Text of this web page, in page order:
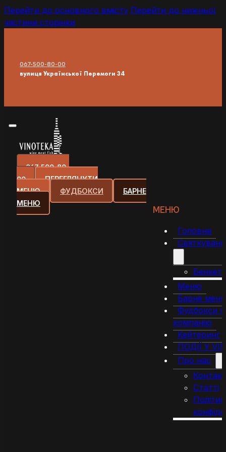
Перейти до основного вмісту Перейти до нижньої
частини сторінки
067-500-80-00
вулиця Української Перемоги 34
067-500-80-
00
ПЕРЕГЛЯНУТИ
МЕНЮ
ФУДБОКСИ
БАРНЕ
МЕНЮ
МЕНЮ
Головна
Меню
Барне
Фудбокси
компанію
Кейтеринг
ПОДІЇ У
Про нас
Статті